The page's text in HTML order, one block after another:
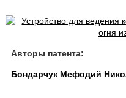
Авторы патента:
Бондарчук Мефодий